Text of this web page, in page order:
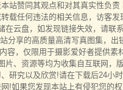
站赞同其观点和对其真实性负责
载任何违法的相关信息，访客发
在云盘，如发现链接失效，请联
分享的高质量高清写真图集，出
容，仅限用于摄影爱好者提供素
片、资源等均为收集自互联网，
研究以及欣赏!请在下载后24小
!如果您发现本站上有侵犯您的